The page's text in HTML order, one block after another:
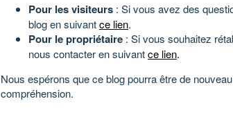
Pour les visiteurs : Si vous avez des
blog en suivantce lien.
Pour le propriétaire : Si vous souhaitez
nous contacter en suivantce lien.
Nous espérons que ce blog pourra être de
compréhension.